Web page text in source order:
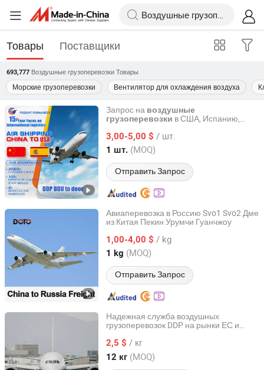
Товары Поставщики
693,777 Воздушные грузоперевозки Товары
Морские грузоперевозки Вентилятор для охлаждения воздуха
Запрос на воздушные
грузоперевозки в США, Испанию,
Грузовой экспедитор, агент по
перевозкам,
грузоперевозки
3,00-5,00 $ / шт.
1 шт. (MOQ)
Отправить Запрос
Sky G (Shenzhen)Logistics Limited
Guangdong, China с 2024
Авиаперевозка в Россию Svo1 Svo2 Дме
из Китая Пекин Урумчи Гуанчжоу
1,00-4,00 $ / kg
1 kg (MOQ)
Отправить Запрос
Ningbo Doto Supply Chain Co., Ltd
Zhejiang, China с 2014
Надежная служба воздушных
грузоперевозок DDP на рынки ЕС и
2,5 $ / кг
12 кг (MOQ)
Shenzhen Anbotong International Logistics Co., Ltd.
Guangdong, China с 2026